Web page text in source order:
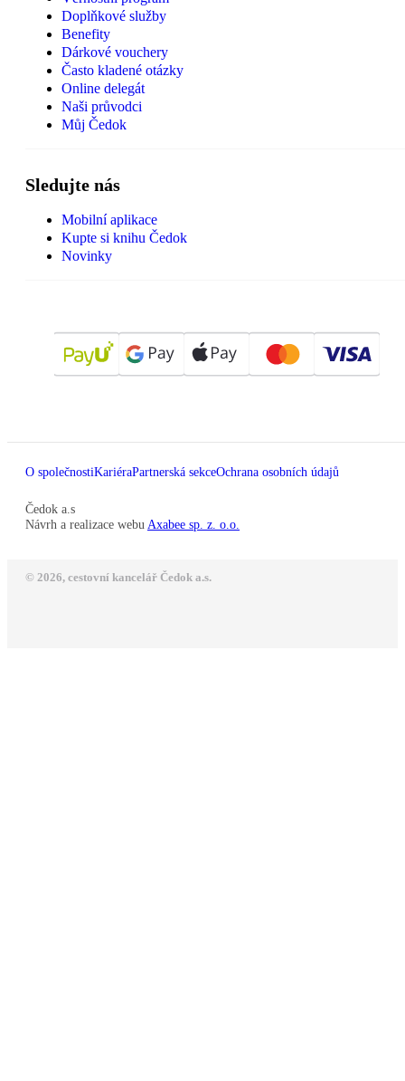
Doplňkové služby
Benefity
Dárkové vouchery
Často kladené otázky
Online delegát
Naši průvodci
Můj Čedok
Sledujte nás
Mobilní aplikace
Kupte si knihu Čedok
Novinky
O společnostiKariéraPartnerská sekceOchrana osobních údajů
Čedok a.s
Návrh a realizace webu Axabee sp. z. o.o.
© 2026, cestovní kancelář Čedok a.s.